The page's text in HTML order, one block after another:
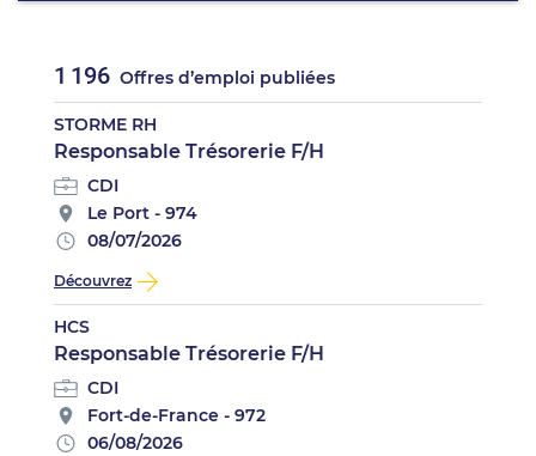
1 196 Offres d’emploi publiées
STORME RH
Responsable Trésorerie F/H
CDI
Le Port - 974
08/07/2026
Découvrez
HCS
Responsable Trésorerie F/H
CDI
Fort-de-France - 972
06/08/2026